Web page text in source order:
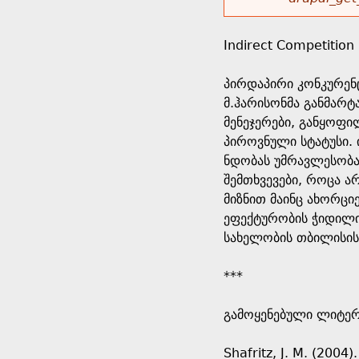
r
s
e
h
e
r
e
o
r
m
e
s
s
g
e
Indirect Competition
პირდაპირი
მ.ჰარისონმა
მენეჯერები,
პიროვნული სტატუსი.
ნდობას
შემთხვევები, როცა
მიზნით მაინც
ეფექტურობის
სახელობის
***
გამოყენებული
Shafritz, J. M.